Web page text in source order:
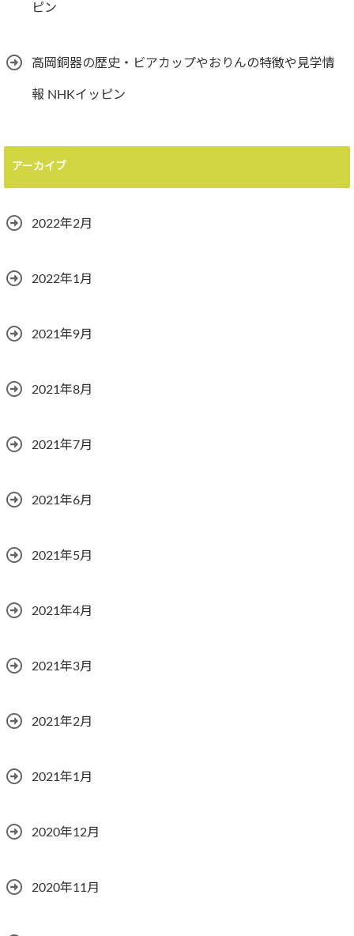
ピン
高岡銅器の歴史・ビアカップやおりんの特徴や見学情
報 NHKイッピン
アーカイブ
2022年2月
2022年1月
2021年9月
2021年8月
2021年7月
2021年6月
2021年5月
2021年4月
2021年3月
2021年2月
2021年1月
2020年12月
2020年11月